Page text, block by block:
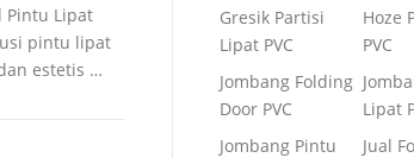
Pintu Lipat
pintu lipat
estetis …
Gresik Partisi
Lipat PVC
Hoze
PVC
Jombang Folding
Door PVC
Lipat
Jombang Pintu
Jual